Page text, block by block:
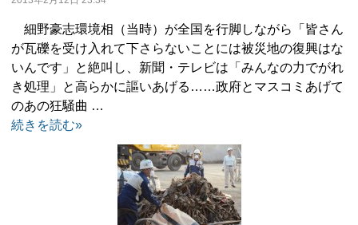
細野豪志環境相（当時）が全国を行脚しながら「皆さん
が瓦礫を受け入れて下さらないことには被災地の復興はな
いんです」と絶叫し、新聞・テレビは「みんなの力でがれ
き処理」と高らかに謳いあげる……政府とマスコミあげて
のあの狂騒曲 …
続きを読む»